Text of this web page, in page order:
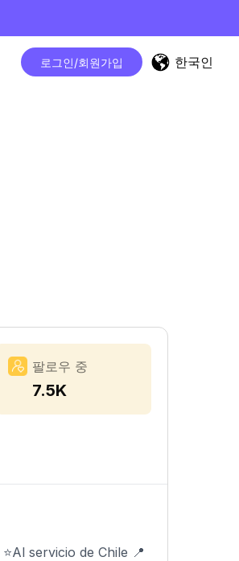
로그인/회원가입 한국인
팔로우 중
7.5K
servicio de Chile 📍